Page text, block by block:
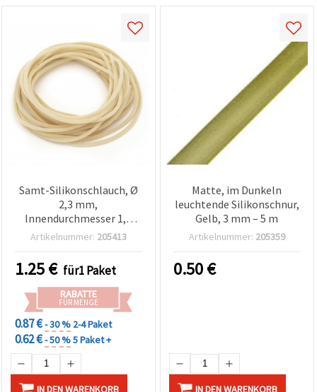
Samt-Silikonschlauch, Ø
2,3 mm,
Innendurchmesser 1,5
mm, Weiß – 5 m –
Artikelnummer: 205413
1.25€ für1 Paket
RABATTE
FÜR MENGE
0.87 €- 30 % 2-4 Paket
0.62 €- 50 %5 Paket +
IN DEN WARENKORB
Matte, im Dunkeln
leuchtende Silikonschnur,
Gelb, 3 mm – 5 m
Artikelnummer: 205359
0.50€
IN DEN WARENKORB